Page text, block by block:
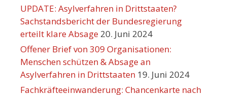
UPDATE: Asylverfahren in Drittstaaten?
Sachstandsbericht der Bundesregierung
erteilt klare Absage 20. Juni 2024
Offener Brief von 309 Organisationen:
Menschen schützen & Absage an
Asylverfahren in Drittstaaten 19. Juni 2024
Fachkräfteeinwanderung: Chancenkarte nach